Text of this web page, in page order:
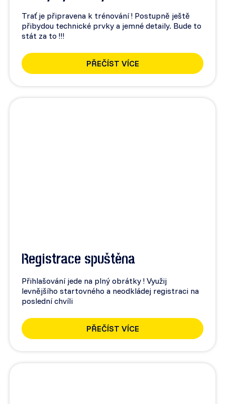
Trať je připravena k trénování ! Postupně ještě
přibydou technické prvky a jemné detaily. Bude to
stát za to !!!
PŘEČÍST VÍCE
Registrace spuštěna
Přihlašování jede na plný obrátky ! Využij
levnějšího startovného a neodkládej registraci na
poslední chvíli
PŘEČÍST VÍCE